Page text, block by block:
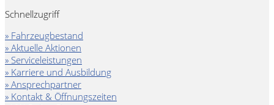
Schnellzugriff
» Fahrzeugbestand
» Aktuelle Aktionen
» Serviceleistungen
» Karriere und Ausbildung
» Ansprechpartner
» Kontakt & Öffnungszeiten